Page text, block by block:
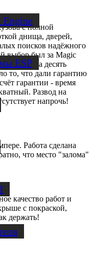
Engine
ESP
с полной
днища, дверей,
поисков надёжного
выбор был за Magic
работ на десять
то, что дали гарантию
гарантии - время
Развод на
напрочь!
Работа сделана
что место "залома"
качество работ и
с покраской,
держать!